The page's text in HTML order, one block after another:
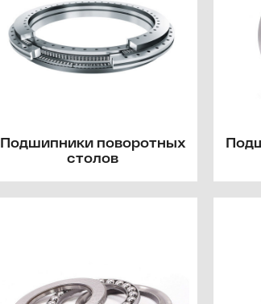
Подшипники поворотных
столов